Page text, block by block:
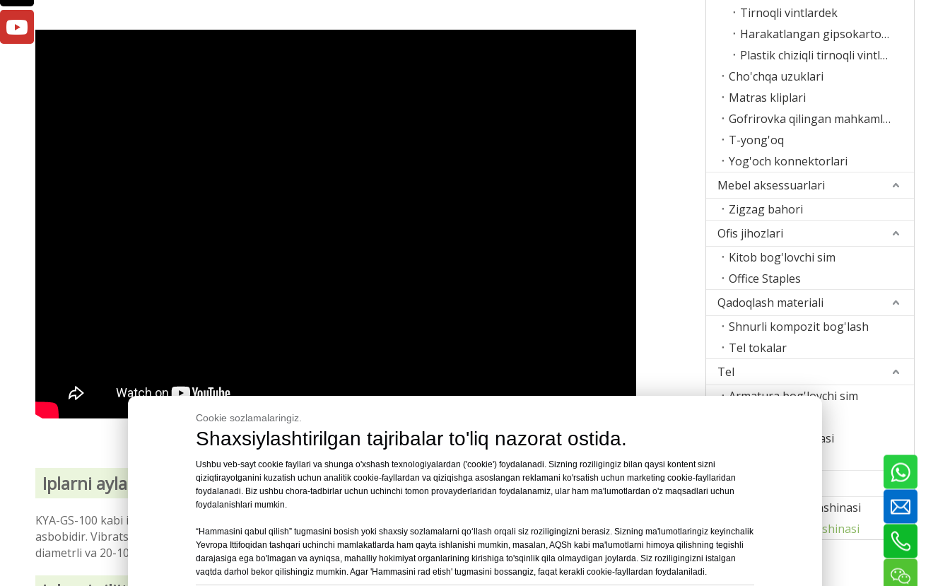
Iplarni aylantiruvchi mashina nima?
KYA-GS-100 kabi ip prokat mashinasi tirnoqlarda vintlardek va halqali shpal naqshlarini yaratish uchun mo'ljallangan sanoat
asbobidir. Vibratsiyali oziqlantirish tizimi, sakkiz burchakli g'ildirak aylanishi va aniq rulon shakllantirish bilan u 1,5-4,5 mm
diametrli va 20-100 mm uzunlikdagi mixlar uchun mos keladigan daqiqada 1000-1500 tirnoq ishlab chiqaradi.
Tirnoqli vintlardek
Harakatlangan gipsokarton vintlari
Plastik chiziqli tirnoqli vintlardek
Cho'chqa uzuklari
Matras kliplari
Gofrirovka qilingan mahkamlagichlar
T-yong'oq
Yog'och konnektorlari
Mebel aksessuarlari
Zigzag bahori
Ofis jihozlari
Kitob bog'lovchi sim
Office Staples
Qadoqlash materiali
Shnurli kompozit bog'lash
Tel tokalar
Tel
Armatura bog'lovchi sim
Shtapel sim tasmasi
Mashina
Tirnoq yasash mashinasi
Iplarni siljitish mashinasi
Cookie sozlamalaringiz.
Shaxsiylashtirilgan tajribalar to'liq nazorat ostida.
Ushbu veb-sayt cookie fayllari va shunga o'xshash texnologiyalardan ('cookie') foydalanadi. Sizning roziligingiz bilan qaysi kontent sizni
qiziqtirayotganini kuzatish uchun analitik cookie-fayllardan va qiziqishga asoslangan reklamani ko'rsatish uchun marketing cookie-fayllaridan
foydalanadi. Biz ushbu chora-tadbirlar uchun uchinchi tomon provayderlaridan foydalanamiz, ular ham ma'lumotlardan o'z maqsadlari uchun
foydalanishlari mumkin.
“Hammasini qabul qilish” tugmasini bosish yoki shaxsiy sozlamalarni qoʻllash orqali siz roziligingizni berasiz. Sizning ma'lumotlaringiz keyinchalik
Yevropa Ittifoqidan tashqari uchinchi mamlakatlarda ham qayta ishlanishi mumkin, masalan, AQSh kabi ma'lumotlarni himoya qilishning tegishli
darajasiga ega bo'lmagan va ayniqsa, mahalliy hokimiyat organlarining kirishiga to'sqinlik qila olmaydigan joylarda. Siz roziligingizni istalgan
vaqtda darhol bekor qilishingiz mumkin. Agar 'Hammasini rad etish' tugmasini bossangiz, faqat kerakli cookie-fayllardan foydalaniladi.